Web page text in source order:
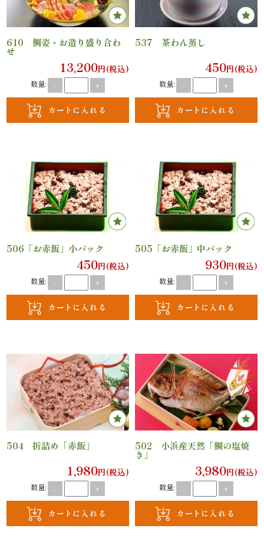
メ
ニ
ご
シ
ン
ら
選
法
事・
法
要
慶
事・
610 鯛姿・お造り盛り合わ
せ
13,200円(税込)
数量: - +
537 茶わん蒸し
450円(税込)
数量: - +
506「お赤飯」小パック
450円(税込)
数量: - +
505「お赤飯」中パック
930円(税込)
数量: - +
504 折詰め「赤飯」
1,980円(税込)
数量: - +
502 小浜産天然「鯛の塩焼
き」
3,980円(税込)
数量: - +